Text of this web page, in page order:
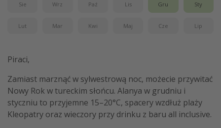
Sie Wrz Paź Lis Gru Sty
Lut Mar Kwi Maj Cze Lip
Piraci,
Zamiast marznąć w sylwestrową noc, możecie przywitać
Nowy Rok w tureckim słońcu. Alanya w grudniu i
styczniu to przyjemne 15–20°C, spacery wzdłuż plaży
Kleopatry oraz wieczory przy drinku z baru all inclusive.